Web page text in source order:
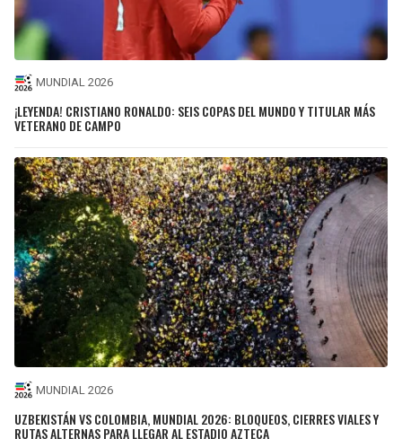
MUNDIAL 2026
¡LEYENDA! CRISTIANO RONALDO: SEIS COPAS DEL MUNDO Y TITULAR MÁS
VETERANO DE CAMPO
MUNDIAL 2026
UZBEKISTÁN VS COLOMBIA, MUNDIAL 2026: BLOQUEOS, CIERRES VIALES Y
RUTAS ALTERNAS PARA LLEGAR AL ESTADIO AZTECA